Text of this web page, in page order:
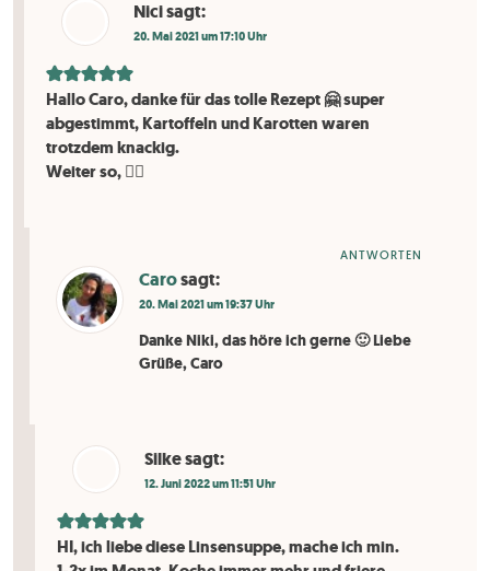
Nicisagt:
20. Mai 2021 um 17:10 Uhr
Hallo Caro, danke für das tolle Rezept 🤗 super
abgestimmt, Kartoffeln und Karotten waren
trotzdem knackig.
Weiter so, 👍🏼
Carosagt:
20. Mai 2021 um 19:37 Uhr
Danke Niki, das höre ich gerne 🙂 Liebe
Grüße, Caro
ANTWORTEN
Silkesagt:
12. Juni 2022 um 11:51 Uhr
HI, ich liebe diese Linsensuppe, mache ich min.